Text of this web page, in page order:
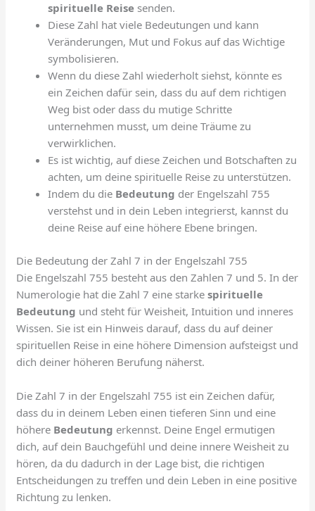
spirituelle Reise senden.
Diese Zahl hat viele Bedeutungen und kann
Veränderungen, Mut und Fokus auf das Wichtige
symbolisieren.
Wenn du diese Zahl wiederholt siehst, könnte es
ein Zeichen dafür sein, dass du auf dem richtigen
Weg bist oder dass du mutige Schritte
unternehmen musst, um deine Träume zu
verwirklichen.
Es ist wichtig, auf diese Zeichen und Botschaften zu
achten, um deine spirituelle Reise zu unterstützen.
Indem du die Bedeutung der Engelszahl 755
verstehst und in dein Leben integrierst, kannst du
deine Reise auf eine höhere Ebene bringen.
Die Bedeutung der Zahl 7 in der Engelszahl 755
Die Engelszahl 755 besteht aus den Zahlen 7 und 5. In der
Numerologie hat die Zahl 7 eine starkespirituelle
Bedeutung und steht für Weisheit, Intuition und inneres
Wissen. Sie ist ein Hinweis darauf, dass du auf deiner
spirituellen Reise in eine höhere Dimension aufsteigst und
dich deiner höheren Berufung näherst.
Die Zahl 7 in der Engelszahl 755 ist ein Zeichen dafür,
dass du in deinem Leben einen tieferen Sinn und eine
höhere Bedeutung erkennst. Deine Engel ermutigen
dich, auf dein Bauchgefühl und deine innere Weisheit zu
hören, da du dadurch in der Lage bist, die richtigen
Entscheidungen zu treffen und dein Leben in eine positive
Richtung zu lenken.